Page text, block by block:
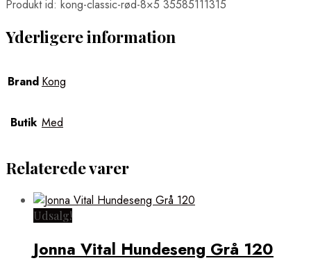
Produkt id: kong-classic-rød-8×5 35585111315
Yderligere information
Brand Kong
Butik Med
Relaterede varer
Udsalg!
Jonna Vital Hundeseng Grå 120